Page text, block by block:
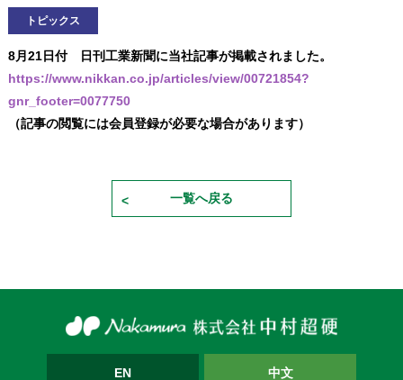
トピックス
8月21日付 日刊工業新聞に当社記事が掲載されました。
https://www.nikkan.co.jp/articles/view/00721854?
gnr_footer=0077750
（記事の閲覧には会員登録が必要な場合があります）
一覧へ戻る
EN 中文